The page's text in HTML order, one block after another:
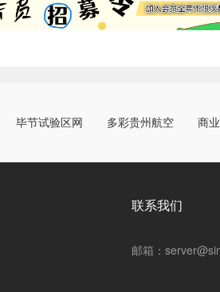
毕节试验区网 多彩贵州航空 商
联系我们
邮箱：